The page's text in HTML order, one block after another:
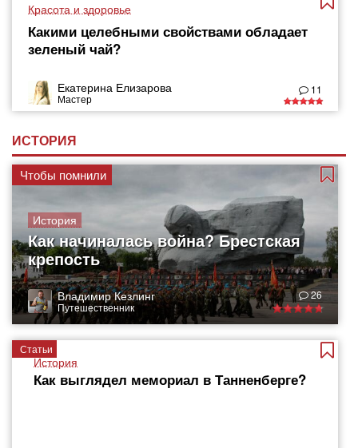
Красота и здоровье
Какими целебными свойствами обладает
зеленый чай?
Екатерина Елизарова
Мастер
11
ИСТОРИЯ
Чтобы помнили
История
Как начиналась война? Брестская
крепость
Владимир Кезлинг
Путешественник
26
Статьи
История
Как выглядел мемориал в Танненберге?